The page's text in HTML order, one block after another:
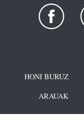
HONI BURUZ
ARAUAK